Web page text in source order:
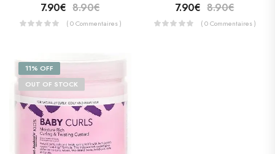
7.90€ 8.90€
( 0 Commentaires )
7.90€ 8.90€
( 0 Commentaires )
11% OFF
OUT OF STOCK